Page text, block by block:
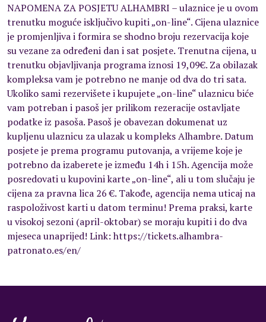
NAPOMENA ZA POSJETU ALHAMBRI – ulaznice je u ovom
trenutku moguće isključivo kupiti „on-line“. Cijena ulaznice
je promjenljiva i formira se shodno broju rezervacija koje
su vezane za određeni dan i sat posjete. Trenutna cijena, u
trenutku objavljivanja programa iznosi 19,09€. Za obilazak
kompleksa vam je potrebno ne manje od dva do tri sata.
Ukoliko sami rezervišete i kupujete „on-line“ ulaznicu biće
vam potreban i pasoš jer prilikom rezeracije ostavljate
podatke iz pasoša. Pasoš je obavezan dokumenat uz
kupljenu ulaznicu za ulazak u kompleks Alhambre. Datum
posjete je prema programu putovanja, a vrijeme koje je
potrebno da izaberete je između 14h i 15h. Agencija može
posredovati u kupovini karte „on-line“, ali u tom slučaju je
cijena za pravna lica 26 €. Takođe, agencija nema uticaj na
raspoloživost karti u datom terminu! Prema praksi, karte
u visokoj sezoni (april-oktobar) se moraju kupiti i do dva
mjeseca unaprijed! Link: https://tickets.alhambra-
patronato.es/en/